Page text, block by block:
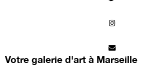
Votre galerie d'art à Marseille